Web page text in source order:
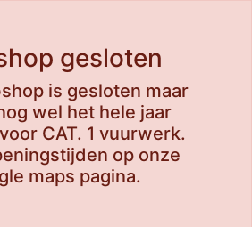
gesloten
is gesloten maar
wel het hele jaar
CAT. 1 vuurwerk.
op onze
maps pagina.